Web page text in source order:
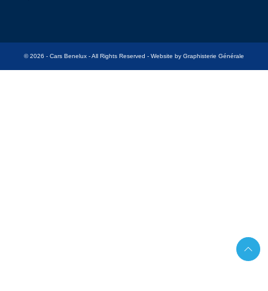
© 2026 - Cars Benelux - All Rights Reserved - Website by Graphisterie Générale